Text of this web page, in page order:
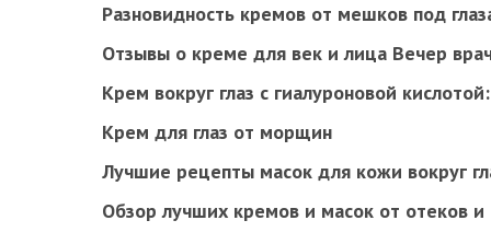
Разновидность кремов от мешков под
Отзывы о креме для век и лица Вечер
Крем вокруг глаз с гиалуроновой
Крем для глаз от морщин
Лучшие рецепты масок для кожи вокруг
Обзор лучших кремов и масок от отеков